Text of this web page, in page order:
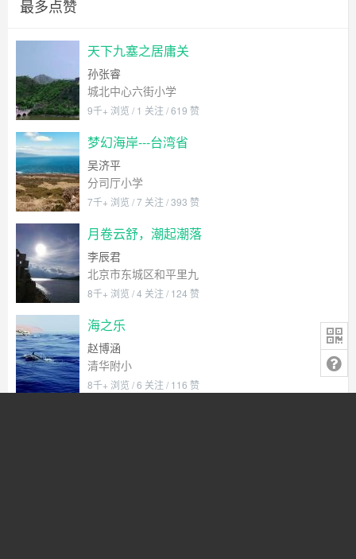
最多点赞
天下九塞之居庸关
孙张睿
城北中心六街小学
9千+ 浏览 / 1 关注 / 619 赞
梦幻海岸---台湾省
吴济平
分司厅小学
7千+ 浏览 / 7 关注 / 393 赞
月卷云舒，潮起潮落
李辰君
北京市东城区和平里九
8千+ 浏览 / 4 关注 / 124 赞
海之乐
赵博涵
清华附小
8千+ 浏览 / 6 关注 / 116 赞